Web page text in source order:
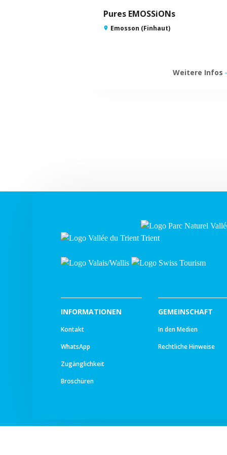
Pures EMOSSiONs
Emosson (Finhaut)
Weitere Infos
INFORMATIONEN
Kontakt
WhatsApp
Zugänglichkeit
Broschüren
GEMEINSCHAFT
In den Medien
Rechtliche Hinweise